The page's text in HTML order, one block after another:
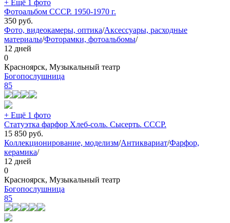
+ Ещё 1 фото
Фотоальбом СССР. 1950-1970 г.
350 руб.
Фото, видеокамеры, оптика/Аксессуары, расходные
материалы/Фоторамки, фотоальбомы/
12 дней
0
Красноярск, Музыкальный театр
Богопослушница
85
+ Ещё 1 фото
Статуэтка фарфор Хлеб-соль. Сысерть. СССР.
15 850 руб.
Коллекционирование, моделизм/Антиквариат/Фарфор,
керамика/
12 дней
0
Красноярск, Музыкальный театр
Богопослушница
85